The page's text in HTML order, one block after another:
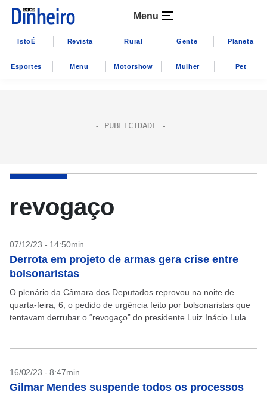
Menu
IstoÉ Revista Rural Gente Planeta
Esportes Menu Motorshow Mulher Pet
revogaço
07/12/23 - 14:50min
Derrota em projeto de armas gera crise entre
bolsonaristas
O plenário da Câmara dos Deputados reprovou na noite de
quarta-feira, 6, o pedido de urgência feito por bolsonaristas que
tentavam derrubar o “revogaço” do presidente Luiz Inácio Lula
16/02/23 - 8:47min
Gilmar Mendes suspende todos os processos